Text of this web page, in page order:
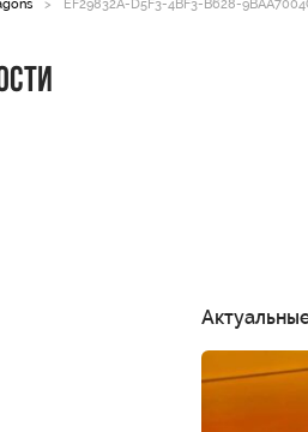
> EF29832A-D5F3-4BF3-B628-